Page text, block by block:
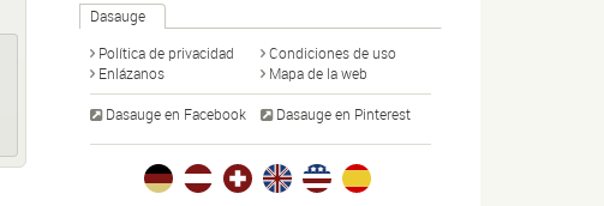
Dasauge
Política de privacidad
Condiciones de uso
Enlázanos
Mapa de la web
Dasauge en Facebook Dasauge en Pinterest